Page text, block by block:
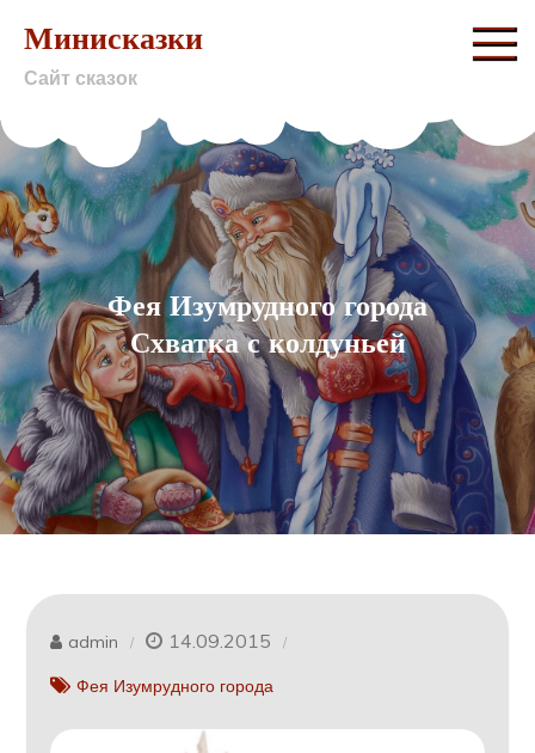
content
Минисказки
Сайт сказок
Фея Изумрудного города
Схватка с колдуньей
admin 14.09.2015
Фея Изумрудного города